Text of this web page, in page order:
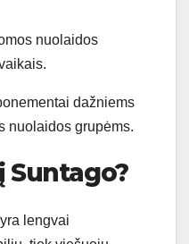
nuolaidos
dažniems
nuolaidos grupėms.
Suntago?
lengvai